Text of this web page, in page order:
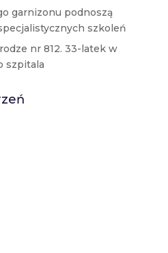
garnizonu podnoszą
szkoleń
nr 812. 33-latek w
szpitala